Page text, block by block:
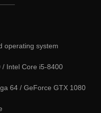
operating system
/ Intel Core i5-8400
64 / GeForce GTX 1080